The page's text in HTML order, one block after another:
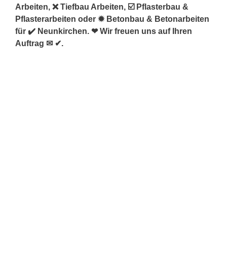
Arbeiten, ❌ Tiefbau Arbeiten, ☑️ Pflasterbau &
Pflasterarbeiten oder ✹ Betonbau & Betonarbeiten
für ✔️ Neunkirchen. ❤ Wir freuen uns auf Ihren
Auftrag ✉ ✔.